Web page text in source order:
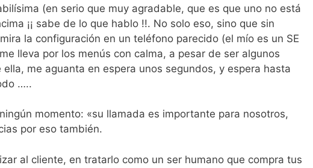
(en serio que muy agradable, que es que uno no está
¡¡ sabe de lo que hablo !!. No solo eso, sino que sin
la configuración en un teléfono parecido (el mío es un SE
lleva por los menús con calma, a pesar de ser algunos
me aguanta en espera unos segundos, y espera hasta
…..
momento: «su llamada es importante para nosotros,
por eso también.
al cliente, en tratarlo como un ser humano que compra tus